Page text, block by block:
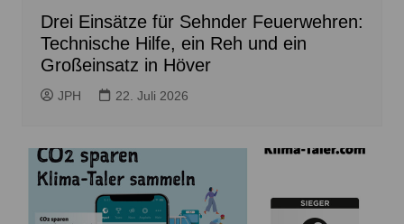
Drei Einsätze für Sehnder Feuerwehren:
Technische Hilfe, ein Reh und ein
Großeinsatz in Höver
JPH 22. Juli 2026